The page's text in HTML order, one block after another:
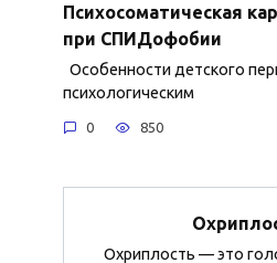
Психосоматическая
при СПИДофобии
Особенности детского
психологическим
0 850
Охриплость — это